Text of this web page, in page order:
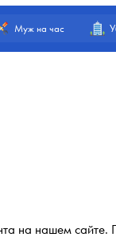
Муж на час
на нашем